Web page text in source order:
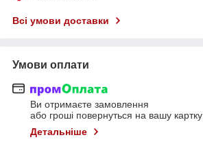
Всі умови доставки
Умови оплати
Ви отримаєте замовлення
або гроші повернуться на вашу картку
Детальніше